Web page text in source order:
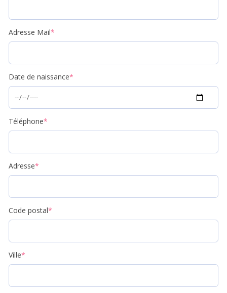
Adresse Mail*
Date de naissance*
Téléphone*
Adresse*
Code postal*
Ville*